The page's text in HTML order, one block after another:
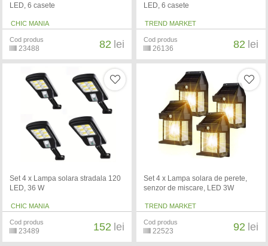
LED, 6 casete
CHIC MANIA
Cod produs
23488 82 lei
LED, 6 casete
TREND MARKET
Cod produs
26136 82 lei
Set 4 x Lampa solara stradala 120
LED, 36 W
CHIC MANIA
Cod produs
23489 152 lei
Set 4 x Lampa solara de perete,
senzor de miscare, LED 3W
TREND MARKET
Cod produs
22523 92 lei